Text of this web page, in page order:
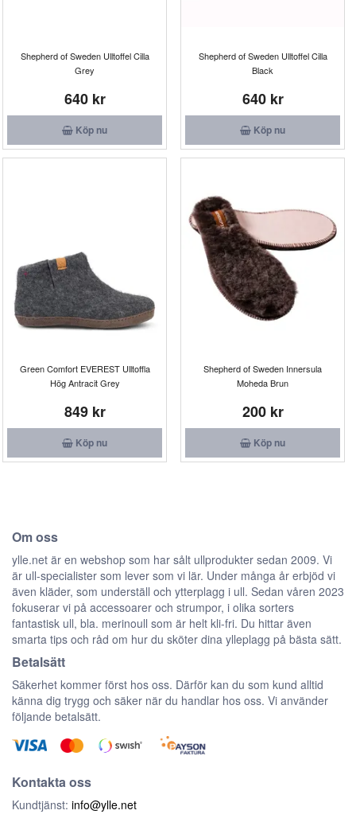
Shepherd of Sweden Ulltoffel Cilla
Grey
640 kr
Köp nu
Shepherd of Sweden Ulltoffel Cilla
Black
640 kr
Köp nu
Green Comfort EVEREST Ulltoffla
Hög Antracit Grey
849 kr
Köp nu
Shepherd of Sweden Innersula
Moheda Brun
200 kr
Köp nu
Om oss
ylle.net är en webshop som har sålt ullprodukter sedan 2009. Vi
är ull-specialister som lever som vi lär. Under många år erbjöd vi
även kläder, som underställ och ytterplagg i ull. Sedan våren 2023
fokuserar vi på accessoarer och strumpor, i olika sorters
fantastisk ull, bla. merinoull som är helt kli-fri. Du hittar även
smarta tips och råd om hur du sköter dina ylleplagg på bästa sätt.
Betalsätt
Säkerhet kommer först hos oss. Därför kan du som kund alltid
känna dig trygg och säker när du handlar hos oss. Vi använder
följande betalsätt.
Kontakta oss
Kundtjänst: info@ylle.net